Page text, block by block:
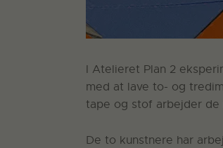
I Atelieret Plan 2
med at lave to- og
tape og stof arbejder
De to kunstnere har